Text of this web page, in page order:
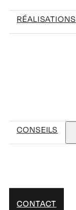
RÉALISATIONS
CONSEILS
CONTACT